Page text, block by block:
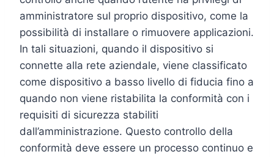
amministratore sul proprio dispositivo, come la
possibilità di installare o rimuovere applicazioni.
In tali situazioni, quando il dispositivo si
connette alla rete aziendale, viene classificato
come dispositivo a basso livello di fiducia fino a
quando non viene ristabilita la conformità con i
requisiti di sicurezza stabiliti
dall’amministrazione. Questo controllo della
conformità deve essere un processo continuo e